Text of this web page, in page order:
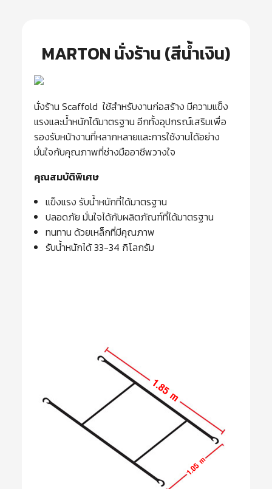
MARTON นั่งร้าน (สีน้ำเงิน)
นั่งร้าน Scaffold ใช้สำหรับงานก่อสร้าง มีความแข็ง
แรงและน้ำหนักได้มาตรฐาน อีกทั้งอุปกรณ์เสริมเพื่อ
รองรับหน้างานที่หลากหลายและการใช้งานได้อย่าง
มั่นใจกับคุณภาพที่ช่างมืออาชีพวางใจ
คุณสมบัติพิเศษ
แข็งแรง รับน้ำหนักที่ได้มาตรฐาน
ปลอดภัย มั่นใจได้กับผลิตภัณฑ์ที่ได้มาตรฐาน
ทนทาน ด้วยเหล็กที่มีคุณภาพ
รับน้ำหนักได้ 33-34 กิโลกรัม